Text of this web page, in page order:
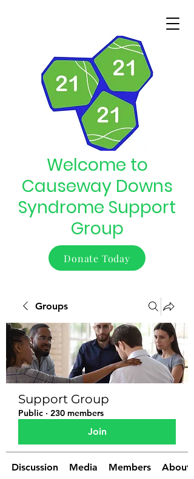
Welcome to
Causeway Downs
Syndrome Support
Group
Donate Today
Groups
Support Group
Public · 230 members
Join
Discussion Media Members About